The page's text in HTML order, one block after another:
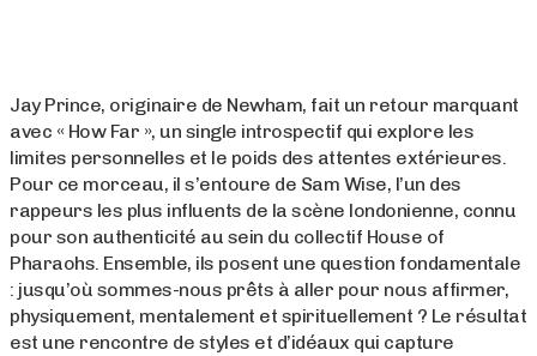
Jay Prince, originaire de Newham, fait un retour marquant
avec « How Far », un single introspectif qui explore les
limites personnelles et le poids des attentes extérieures.
Pour ce morceau, il s’entoure de Sam Wise, l’un des
rappeurs les plus influents de la scène londonienne, connu
pour son authenticité au sein du collectif House of
Pharaohs. Ensemble, ils posent une question fondamentale
: jusqu’où sommes-nous prêts à aller pour nous affirmer,
physiquement, mentalement et spirituellement ? Le résultat
est une rencontre de styles et d’idéaux qui capture